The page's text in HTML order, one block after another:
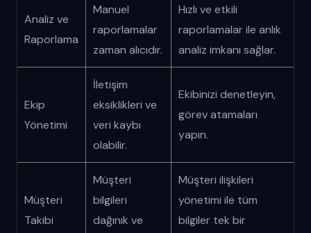
Analiz ve
Raporlama
Manuel
raporlamalar
zaman alıcıdır.
Hızlı ve etkili
raporlamalar ile anlık
analiz imkanı sağlar.
Ekip
Yönetimi
İletişim
eksiklikleri ve
veri kaybı
olabilir.
Ekibinizi denetleyin,
görev atamaları
yapın.
Müşteri
Takibi
Müşteri
bilgileri
dağınık ve
Müşteri ilişkileri
yönetimi ile tüm
bilgiler tek bir